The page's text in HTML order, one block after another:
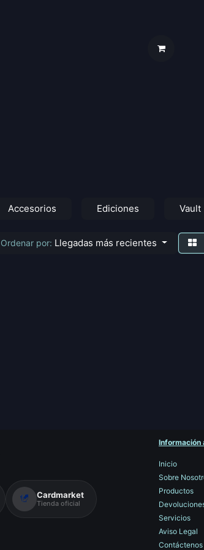
Accesorios Ediciones Vault
Ordenar por: Llegadas más recientes
Cardmarket
Tienda oficial
Información
Inicio
Sobre
Productos
Servicios
Aviso Legal
Contáctenos